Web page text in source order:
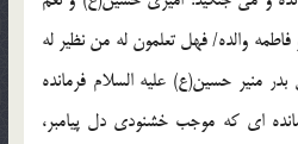
فاطمه والده/ فهل تعلمون له من نظير له
منير حسين(ع) عليه السلام فرمانده
اي که موجب خشنودي دل پيامبر،